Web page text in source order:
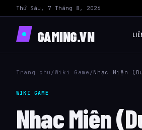
Thứ Sáu, 7 Tháng 8, 2026
GAMING.VN
Trang chu /Wiki Game /Nhạc Miện
WIKI GAME
Nhạc Miện